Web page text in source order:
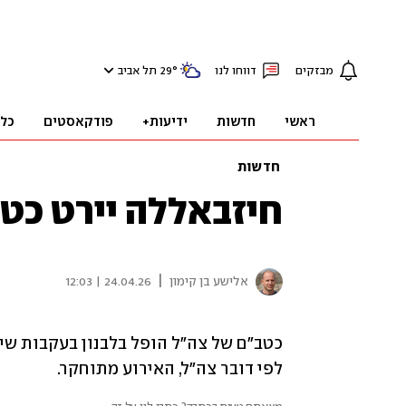
מבזקים דווחו לנו 29° תל אביב
ראשי חדשות ידיעות+ פודקאסטים
חדשות
חיזבאללה יירט
אלישע בן קימון 24.04.26 | 12:03
לפי דובר צה"ל, האירוע מתוחקר.